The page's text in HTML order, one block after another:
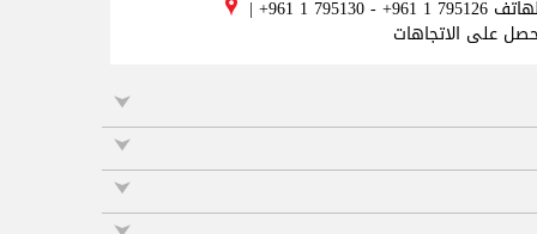
+961 1 795130 - +961 1 795126
|
على الاتجاهات